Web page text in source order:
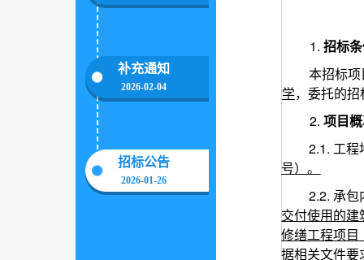
补充通知
2026-02-04
招标公告
2026-01-26